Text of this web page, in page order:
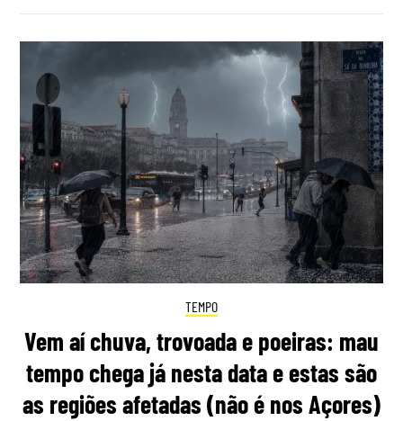
TEMPO
Vem aí chuva, trovoada e poeiras: mau
tempo chega já nesta data e estas são
as regiões afetadas (não é nos Açores)